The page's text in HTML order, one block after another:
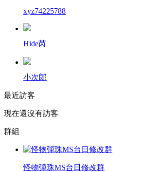
xyz74225788
Hide芮
小次郎
最近訪客
現在還沒有訪客
群組
怪物彈珠MS台日修改群